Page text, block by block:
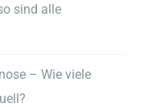
sind alle
– Wie viele